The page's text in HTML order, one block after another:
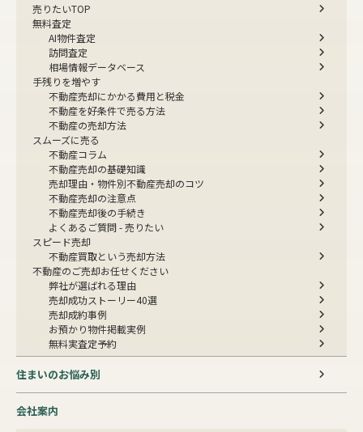
売りたいTOP
無料査定
AI物件査定
訪問査定
相場情報データベース
手残りを増やす
不動産売却にかかる費用と税金
不動産を好条件で売る方法
不動産の売却方法
スムーズに売る
不動産コラム
不動産売却の基礎知識
売却理由・物件別不動産売却のコツ
不動産売却の注意点
不動産売却後の手続き
よくあるご質問 - 売りたい
スピード売却
不動産買取という売却方法
不動産のご売却お任せください
弊社が選ばれる理由
売却成功ストーリー40選
売却成約事例
お預かり物件掲載実例
無料実査定予約
住まいのお悩み別
会社案内